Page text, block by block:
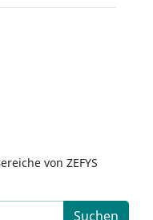
von ZEFYS
Suchen